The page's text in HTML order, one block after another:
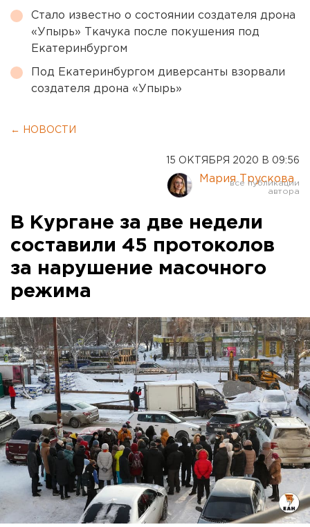
Стало известно о состоянии создателя дрона
«Упырь» Ткачука после покушения под
Екатеринбургом
Под Екатеринбургом диверсанты взорвали
создателя дрона «Упырь»
← НОВОСТИ
15 ОКТЯБРЯ 2020 В 09:56
Мария Трускова
В Кургане за две недели
составили 45 протоколов
за нарушение масочного
режима